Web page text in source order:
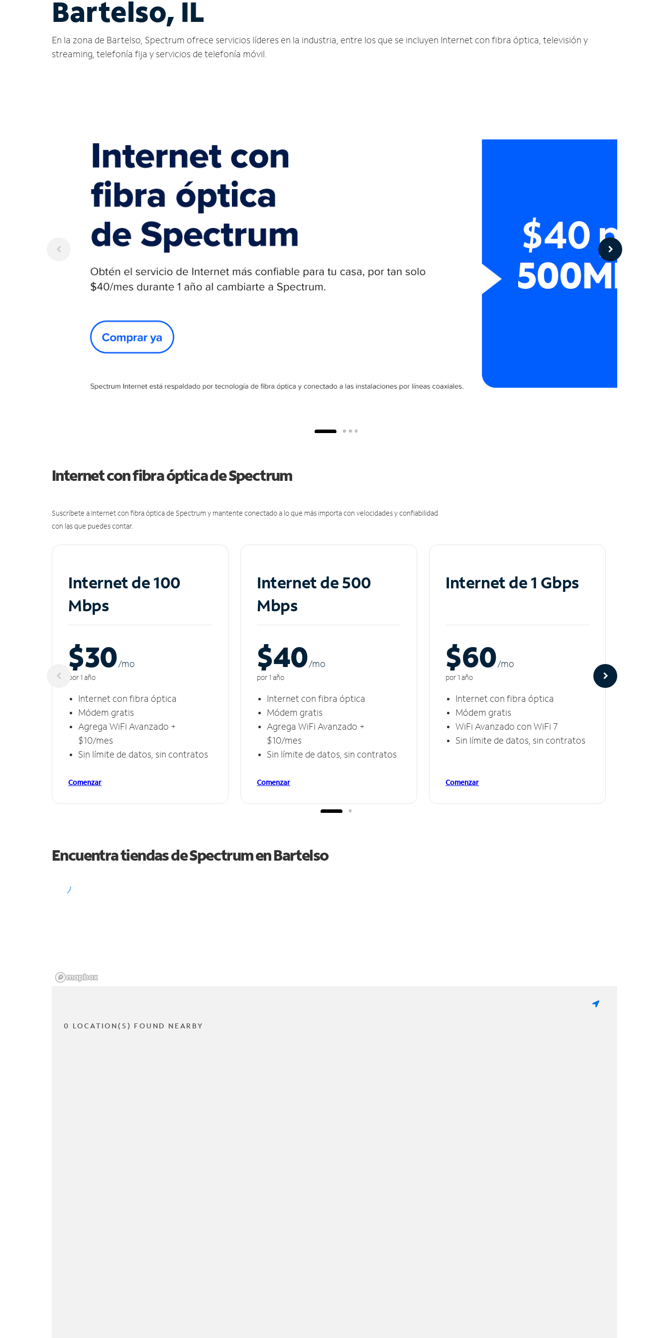
Bartelso, IL
En la zona de Bartelso, Spectrum ofrece servicios líderes en la industria, entre los que se incluyen Internet con fibra óptica, televisión y
streaming, telefonía fija y servicios de telefonía móvil.
Internet con fibra óptica de Spectrum
Suscríbete a Internet con fibra óptica de Spectrum y mantente conectado a lo que más importa con velocidades y confiabilidad
con las que puedes contar.
Internet de 100
Mbps
$30/mo
por 1 año
Internet con fibra óptica
Módem gratis
Agrega WiFi Avanzado +
$10/mes
Sin límite de datos, sin contratos
Comenzar
Internet de 500
Mbps
$40/mo
por 1 año
Internet con fibra óptica
Módem gratis
Agrega WiFi Avanzado +
$10/mes
Sin límite de datos, sin contratos
Comenzar
Internet de 1 Gbps
$60/mo
por 1 año
Internet con fibra óptica
Módem gratis
WiFi Avanzado con WiFi 7
Sin límite de datos, sin contratos
Comenzar
Encuentra tiendas de Spectrum enBartelso
0 LOCATION(S) FOUND NEARBY